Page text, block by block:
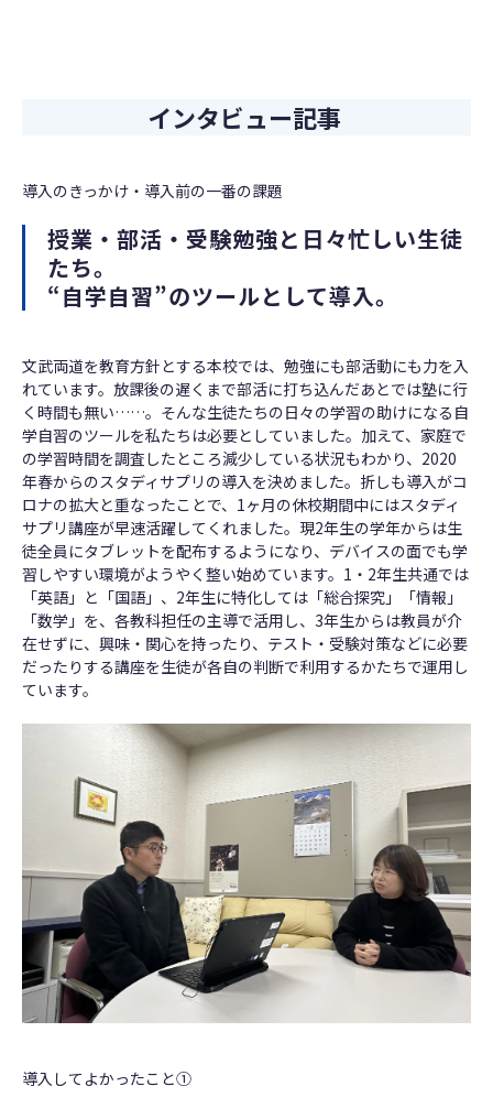
インタビュー記事
導入のきっかけ・導入前の一番の課題
授業・部活・受験勉強と日々忙しい生徒
たち。
“自学自習”のツールとして導入。
文武両道を教育方針とする本校では、勉強にも部活動にも力を入
れています。放課後の遅くまで部活に打ち込んだあとでは塾に行
く時間も無い……。そんな生徒たちの日々の学習の助けになる自
学自習のツールを私たちは必要としていました。加えて、家庭で
の学習時間を調査したところ減少している状況もわかり、2020
年春からのスタディサプリの導入を決めました。折しも導入がコ
ロナの拡大と重なったことで、1ヶ月の休校期間中にはスタディ
サプリ講座が早速活躍してくれました。現2年生の学年からは生
徒全員にタブレットを配布するようになり、デバイスの面でも学
習しやすい環境がようやく整い始めています。1・2年生共通では
「英語」と「国語」、2年生に特化しては「総合探究」「情報」
「数学」を、各教科担任の主導で活用し、3年生からは教員が介
在せずに、興味・関心を持ったり、テスト・受験対策などに必要
だったりする講座を生徒が各自の判断で利用するかたちで運用し
ています。
導入してよかったこと①